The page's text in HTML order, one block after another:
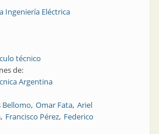
Ingeniería Eléctrica
técnico
de:
Argentina
Bellomo Omar Fata Ariel
Francisco Pérez Federico